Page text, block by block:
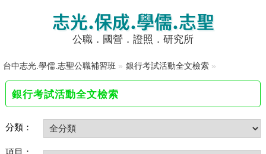
志光.保成.學儒.志聖
公職．國營．證照．研究所
台中志光.學儒.志聖公職補習班 » 銀行考試活動全文檢索 »
銀行考試活動全文檢索
分類：
項目：